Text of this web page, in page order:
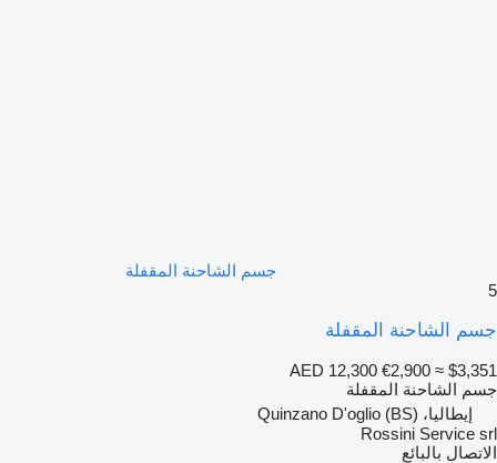
جسم الشاحنة المقفلة
5
جسم الشاحنة المقفلة
AED 12,300 €2,900 ≈ $3,351
جسم الشاحنة المقفلة
إيطاليا، Quinzano D'oglio (BS)
Rossini Service srl
الاتصال بالبائع